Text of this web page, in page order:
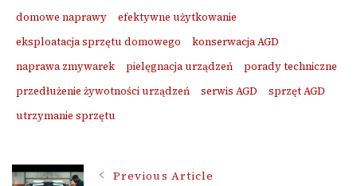
domowe naprawy
efektywne użytkowanie
eksploatacja sprzętu domowego
konserwacja AGD
naprawa zmywarek
pielęgnacja urządzeń
porady techniczne
przedłużenie żywotności urządzeń
serwis AGD
sprzęt AGD
utrzymanie sprzętu
Previous Article